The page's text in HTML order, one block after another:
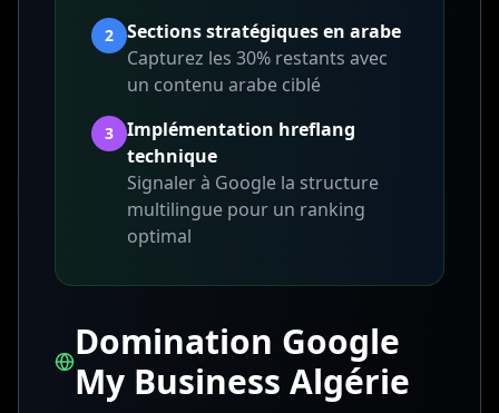
2
Sections stratégiques en arabe
Capturez les 30% restants avec
un contenu arabe ciblé
3
Implémentation hreflang
technique
Signaler à Google la structure
multilingue pour un ranking
optimal
Domination Google
My Business Algérie